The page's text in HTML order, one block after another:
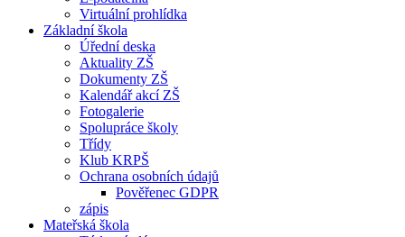
Virtuální prohlídka
Základní škola
Úřední deska
Aktuality ZŠ
Dokumenty ZŠ
Kalendář akcí ZŠ
Fotogalerie
Spolupráce školy
Třídy
Klub KRPŠ
Ochrana osobních údajů
Pověřenec GDPR
zápis
Mateřská škola